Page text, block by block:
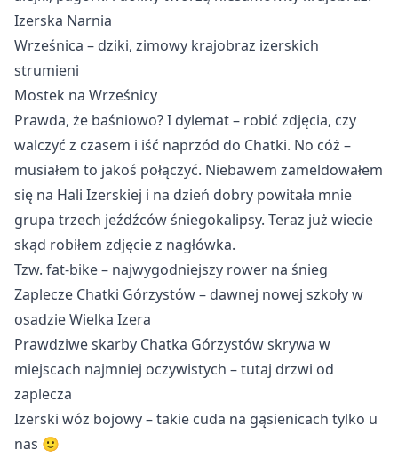
Izerska Narnia
Wrześnica – dziki, zimowy krajobraz izerskich
strumieni
Mostek na Wrześnicy
Prawda, że baśniowo? I dylemat – robić zdjęcia, czy
walczyć z czasem i iść naprzód do Chatki. No cóż –
musiałem to jakoś połączyć. Niebawem zameldowałem
się na Hali Izerskiej i na dzień dobry powitała mnie
grupa trzech jeźdźców śniegokalipsy. Teraz już wiecie
skąd robiłem zdjęcie z nagłówka.
Tzw. fat-bike – najwygodniejszy rower na śnieg
Zaplecze Chatki Górzystów – dawnej nowej szkoły w
osadzie Wielka Izera
Prawdziwe skarby Chatka Górzystów skrywa w
miejscach najmniej oczywistych – tutaj drzwi od
zaplecza
Izerski wóz bojowy – takie cuda na gąsienicach tylko u
nas 🙂